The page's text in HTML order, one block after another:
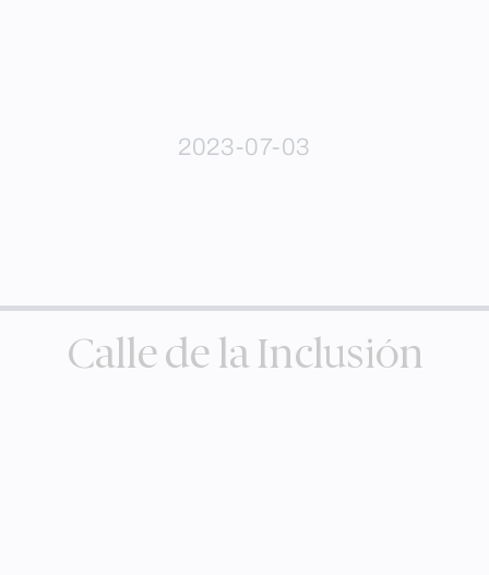
2023-07-03
Calle de la Inclusión